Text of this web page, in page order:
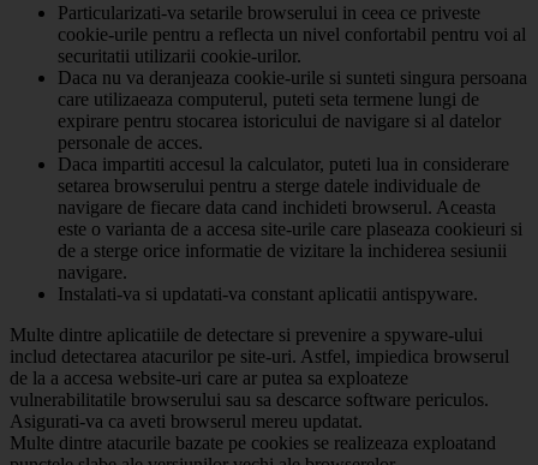
Particularizati-va setarile browserului in ceea ce priveste
cookie-urile pentru a reflecta un nivel confortabil pentru voi al
securitatii utilizarii cookie-urilor.
Daca nu va deranjeaza cookie-urile si sunteti singura persoana
care utilizaeaza computerul, puteti seta termene lungi de
expirare pentru stocarea istoricului de navigare si al datelor
personale de acces.
Daca impartiti accesul la calculator, puteti lua in considerare
setarea browserului pentru a sterge datele individuale de
navigare de fiecare data cand inchideti browserul. Aceasta
este o varianta de a accesa site-urile care plaseaza cookieuri si
de a sterge orice informatie de vizitare la inchiderea sesiunii
navigare.
Instalati-va si updatati-va constant aplicatii antispyware.
Multe dintre aplicatiile de detectare si prevenire a spyware-ului
includ detectarea atacurilor pe site-uri. Astfel, impiedica browserul
de la a accesa website-uri care ar putea sa exploateze
vulnerabilitatile browserului sau sa descarce software periculos.
Asigurati-va ca aveti browserul mereu updatat.
Multe dintre atacurile bazate pe cookies se realizeaza exploatand